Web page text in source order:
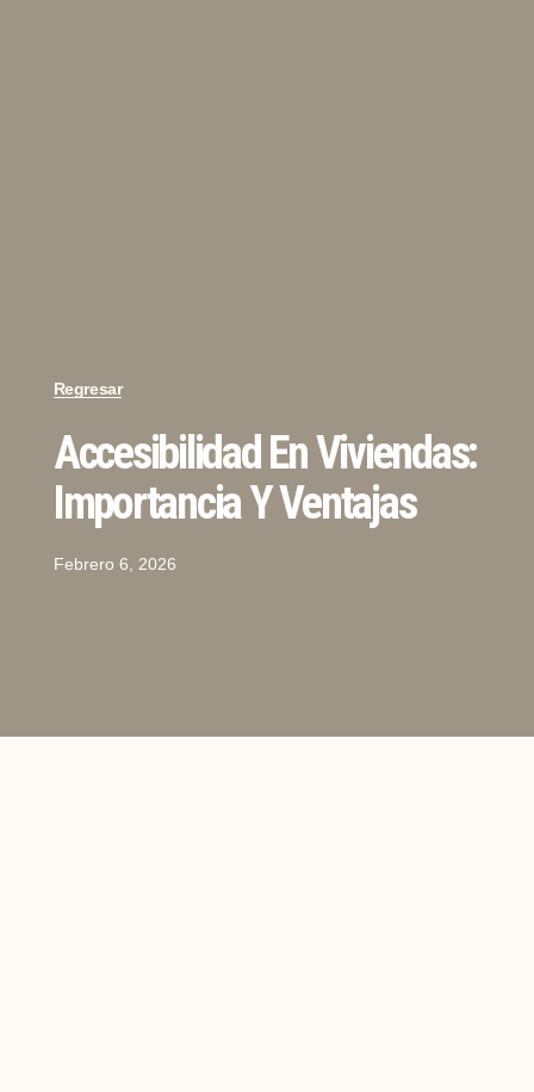
Regresar
Accesibilidad En Viviendas:
Importancia Y Ventajas
Febrero 6, 2026